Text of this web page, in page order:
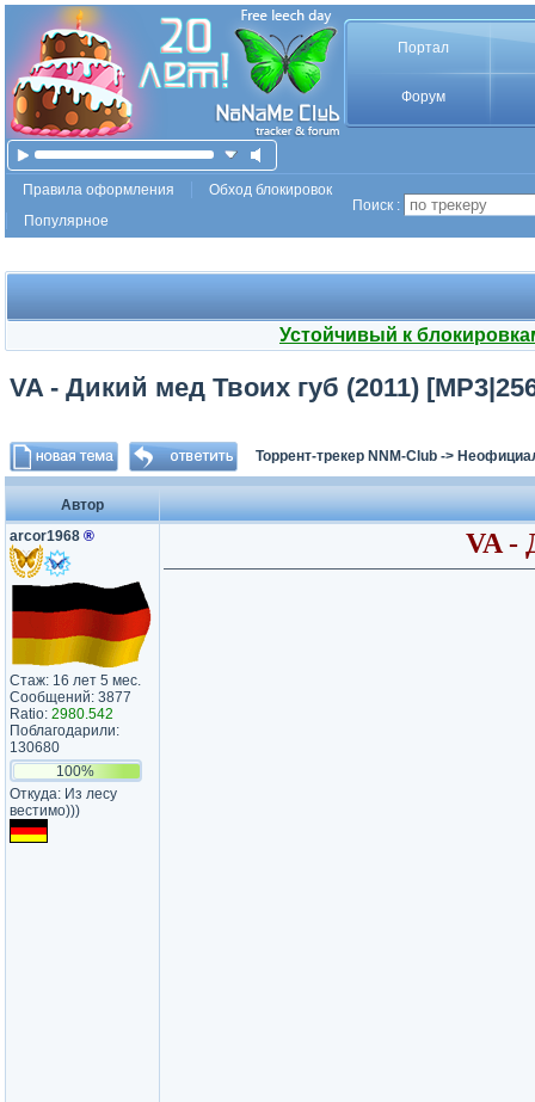
Портал
Форум
Правила оформления
Обход блокировок
Популярное
Поиск :
Устойчивый к
VA - Дикий мед Твоих губ (2011)
Торрент-трекер NNM-Club ->
Автор
arcor1968 ®
Стаж: 16 лет 5 мес.
Сообщений: 3877
Ratio: 2980.542
Поблагодарили:
130680
100%
Откуда: Из лесу
вестимо)))
VA -